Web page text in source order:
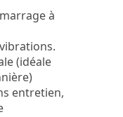
à
(idéale
entretien,